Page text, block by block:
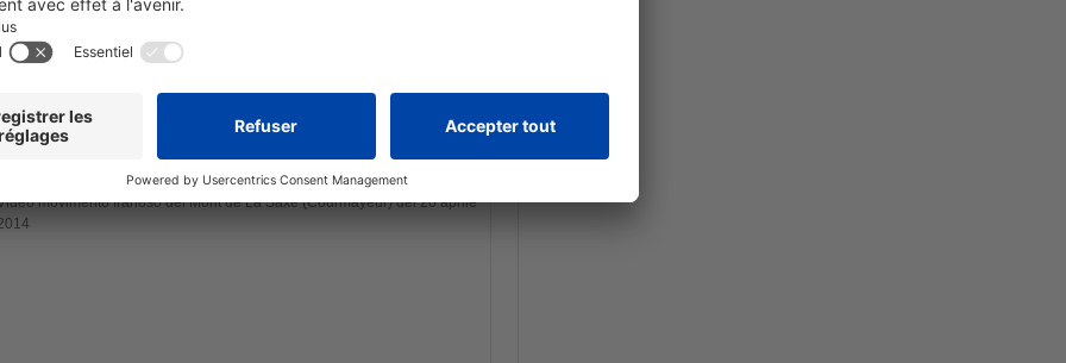
2014 a Courmayeur del Capo della Protezione Civile, Franco Gabrielli:
del Capo della Protezione Civile, Franco Gabrielli
movimento franoso del Mont de La Saxe (Courmayeur) del 20 aprile